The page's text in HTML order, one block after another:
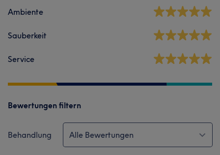
Ambiente
Sauberkeit
Service
Bewertungen filtern
Behandlung Alle Bewertungen